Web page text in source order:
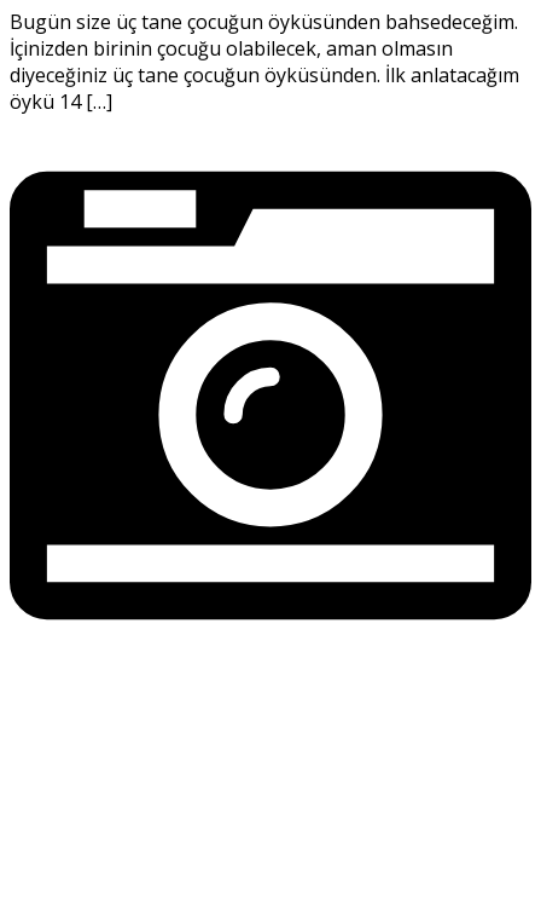
Bugün size üç tane çocuğun öyküsünden bahsedeceğim.
İçinizden birinin çocuğu olabilecek, aman olmasın
diyeceğiniz üç tane çocuğun öyküsünden. İlk anlatacağım
öykü 14 […]